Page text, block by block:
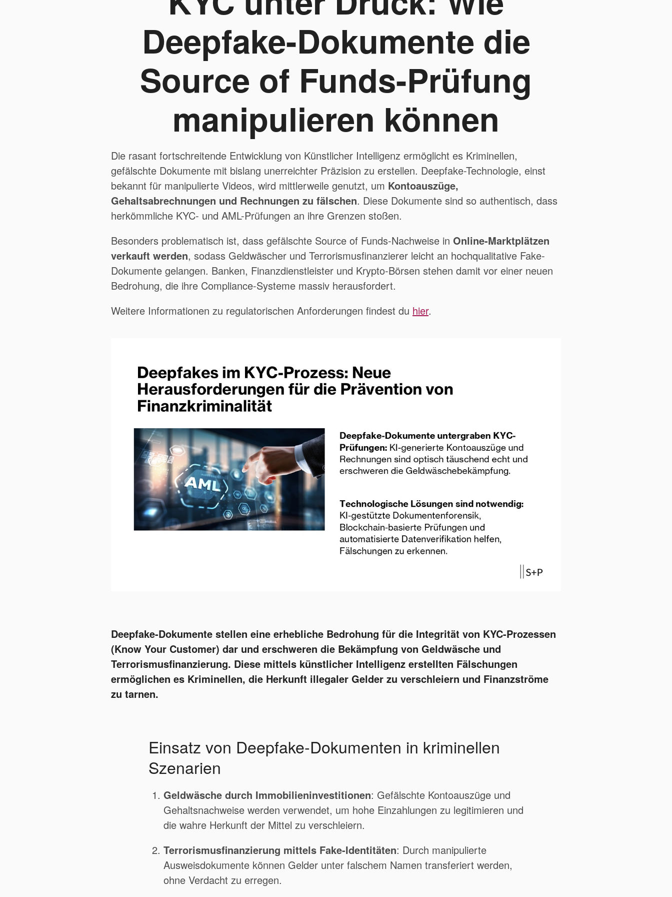
Deepfake-Dokumente die
Source of Funds-Prüfung
manipulieren können
Die rasant fortschreitende Entwicklung von Künstlicher Intelligenz ermöglicht es Kriminellen,
gefälschte Dokumente mit bislang unerreichter Präzision zu erstellen. Deepfake-Technologie, einst
bekannt für manipulierte Videos, wird mittlerweile genutzt, um Kontoauszüge,
Gehaltsabrechnungen und Rechnungen zu fälschen. Diese Dokumente sind so authentisch, dass
herkömmliche KYC- und AML-Prüfungen an ihre Grenzen stoßen.
Besonders problematisch ist, dass gefälschte Source of Funds-Nachweise in Online-Marktplätzen
verkauft werden, sodass Geldwäscher und Terrorismusfinanzierer leicht an hochqualitative Fake-
Dokumente gelangen. Banken, Finanzdienstleister und Krypto-Börsen stehen damit vor einer neuen
Bedrohung, die ihre Compliance-Systeme massiv herausfordert.
Weitere Informationen zu regulatorischen Anforderungen findest du hier.
​Deepfake-Dokumente stellen eine erhebliche Bedrohung für die Integrität von KYC-Prozessen
(Know Your Customer) dar und erschweren die Bekämpfung von Geldwäsche und
Terrorismusfinanzierung. Diese mittels künstlicher Intelligenz erstellten Fälschungen
ermöglichen es Kriminellen, die Herkunft illegaler Gelder zu verschleiern und Finanzströme
zu tarnen.
Einsatz von Deepfake-Dokumenten in kriminellen
Szenarien
Geldwäsche durch Immobilieninvestitionen: Gefälschte Kontoauszüge und
Gehaltsnachweise werden verwendet, um hohe Einzahlungen zu legitimieren und
die wahre Herkunft der Mittel zu verschleiern.
Terrorismusfinanzierung mittels Fake-Identitäten: Durch manipulierte
Ausweisdokumente können Gelder unter falschem Namen transferiert werden,
ohne Verdacht zu erregen.